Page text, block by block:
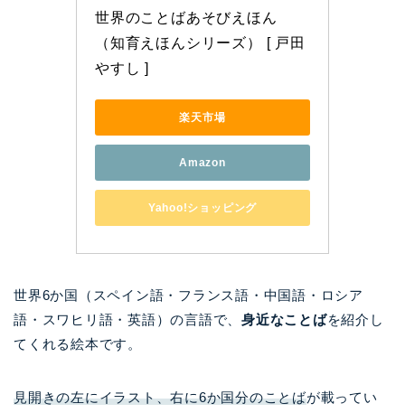
世界のことばあそびえほん
（知育えほんシリーズ） [ 戸田
やすし ]
楽天市場
Amazon
Yahoo!ショッピング
世界6か国（スペイン語・フランス語・中国語・ロシア
語・スワヒリ語・英語）の言語で、身近なことばを紹介し
てくれる絵本です。
見開きの左にイラスト、右に6か国分のことばが載ってい